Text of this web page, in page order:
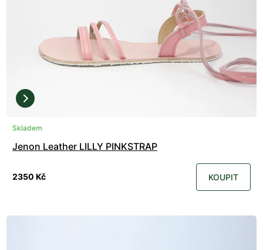
Skladem
Jenon Leather LILLY PINKSTRAP
2350 Kč KOUPIT